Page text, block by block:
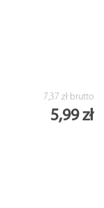
7,37 zł brutto
5,99 zł